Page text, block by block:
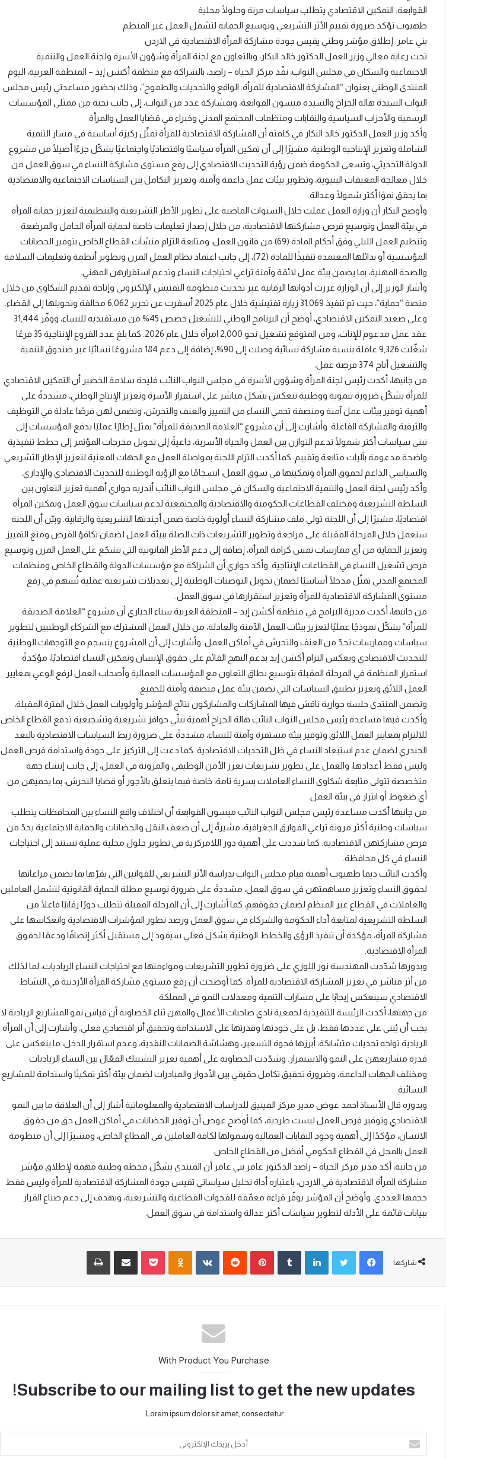
القوابعة: التمكين الاقتصادي يتطلب سياسات مرنة وحلولًا محلية
طهبوب تؤكد ضرورة تقييم الأثر التشريعي وتوسيع الحماية لتشمل العمل غير المنظم
بني عامر: إطلاق مؤشر وطني يقيس جودة مشاركة المرأة الاقتصادية في الاردن
تحت رعاية معالي وزير العمل الدكتور خالد البكار، وبالتعاون مع لجنة المرأة وشؤون الأسرة ولجنة العمل والتنمية
الاجتماعية والسكان في مجلس النواب، نفّذ مركز الحياة – راصد، بالشراكة مع منظمة أكشن إيد – المنطقة العربية، اليوم
المنتدى الوطني بعنوان “المشاركة الاقتصادية للمرأة: الواقع والتحديات والطموح”، وذلك بحضور مساعدتي رئيس مجلس
النواب السيدة هالة الجراح والسيدة ميسون القوابعة، وبمشاركة عدد من النواب، إلى جانب نخبة من ممثلي المؤسسات
الرسمية والأحزاب السياسية والنقابات ومنظمات المجتمع المدني وخبراء في قضايا العمل والمرأة.
وأكد وزير العمل الدكتور خالد البكار في كلمته أن المشاركة الاقتصادية للمرأة تمثّل ركيزة أساسية في مسار التنمية
الشاملة وتعزيز الإنتاجية الوطنية، مشيرًا إلى أن تمكين المرأة سياسيًا واقتصاديًا واجتماعيًا يشكّل جزءًا أصيلًا من مشروع
الدولة التحديثي، وتسعى الحكومة ضمن رؤية التحديث الاقتصادي إلى رفع مستوى مشاركة النساء في سوق العمل من
خلال معالجة المعيقات البنيوية، وتطوير بيئات عمل داعمة وآمنة، وتعزيز التكامل بين السياسات الاجتماعية والاقتصادية
بما يحقق نموًا أكثر شمولًا وعدالة.
وأوضح البكار أن وزارة العمل عملت خلال السنوات الماضية على تطوير الأطر التشريعية والتنظيمية لتعزيز حماية المرأة
في بيئة العمل وتوسيع فرص مشاركتها الاقتصادية، من خلال إصدار تعليمات خاصة لحماية المرأة الحامل والمرضعة
وتنظيم العمل الليلي وفق أحكام المادة (69) من قانون العمل، ومتابعة التزام منشآت القطاع الخاص بتوفير الحضانات
المؤسسية أو بدائلها المعتمدة تنفيذًا للمادة (72)، إلى جانب اعتماد نظام العمل المرن وتطوير أنظمة وتعليمات السلامة
والصحة المهنية، بما يضمن بيئة عمل لائقة وآمنة تراعي احتياجات النساء وتدعم استقرارهن المهني.
وأشار الوزير إلى أن الوزارة عززت أدواتها الرقابية عبر تحديث منظومة التفتيش الإلكتروني وإتاحة تقديم الشكاوى من خلال
منصة “حماية”، حيث تم تنفيذ 31,069 زيارة تفتيشية خلال عام 2025 أسفرت عن تحرير 6,062 مخالفة وتحويلها إلى القضاء.
وعلى صعيد التمكين الاقتصادي، أوضح أن البرنامج الوطني للتشغيل خصص 45% من مستفيديه للنساء، ووفّر 31,444
عقد عمل مدعوم للإناث، ومن المتوقع تشغيل نحو 2,000 امرأة خلال عام 2026. كما بلغ عدد الفروع الإنتاجية 35 فرعًا
شغّلت 9,326 عاملة بنسبة مشاركة نسائية وصلت إلى 90%، إضافة إلى دعم 184 مشروعًا نسائيًا عبر صندوق التنمية
والتشغيل أتاح 374 فرصة عمل.
من جانبها، أكدت رئيس لجنة المرأة وشؤون الأسرة في مجلس النواب النائب فليحة سلامة الخضير أن التمكين الاقتصادي
للمرأة يشكّل ضرورة تنموية ووطنية تنعكس بشكل مباشر على استقرار الأسرة وتعزيز الإنتاج الوطني، مشددةً على
أهمية توفير بيئات عمل آمنة ومنصفة تحمي النساء من التمييز والعنف والتحرش، وتضمن لهن فرصًا عادلة في التوظيف
والترقية والمشاركة الفاعلة. وأشارت إلى أن مشروع “العلامة الصديقة للمرأة” يمثل إطارًا عمليًا يدفع المؤسسات إلى
تبني سياسات أكثر شمولًا تدعم التوازن بين العمل والحياة الأسرية، داعيةً إلى تحويل مخرجات المؤتمر إلى خطط تنفيذية
واضحة مدعومة بآليات متابعة وتقييم. كما أكدت التزام اللجنة بمواصلة العمل مع الجهات المعنية لتعزيز الإطار التشريعي
والسياسي الداعم لحقوق المرأة وتمكينها في سوق العمل، انسجامًا مع الرؤية الوطنية للتحديث الاقتصادي والإداري.
وأكد رئيس لجنة العمل والتنمية الاجتماعية والسكان في مجلس النواب النائب أندريه حواري أهمية تعزيز التعاون بين
السلطة التشريعية ومختلف القطاعات الحكومية والاقتصادية والمجتمعية لدعم سياسات سوق العمل وتمكين المرأة
اقتصاديًا، مشيرًا إلى أن اللجنة تولي ملف مشاركة النساء أولوية خاصة ضمن أجندتها التشريعية والرقابية. وبيّن أن اللجنة
ستعمل خلال المرحلة المقبلة على مراجعة وتطوير التشريعات ذات الصلة ببيئة العمل لضمان تكافؤ الفرص ومنع التمييز
وتعزيز الحماية من أي ممارسات تمس كرامة المرأة، إضافة إلى دعم الأطر القانونية التي تشجّع على العمل المرن وتوسيع
فرص تشغيل النساء في القطاعات الإنتاجية. وأكد حواري أن الشراكة مع مؤسسات الدولة والقطاع الخاص ومنظمات
المجتمع المدني تمثّل مدخلًا أساسيًا لضمان تحويل التوصيات الوطنية إلى تعديلات تشريعية عملية تُسهم في رفع
مستوى المشاركة الاقتصادية للمرأة وتعزيز استقرارها في سوق العمل.
من جانبها، أكدت مديرة البرامج في منظمة أكشن إيد – المنطقة العربية سناء الحياري أن مشروع “العلامة الصديقة
للمرأة” يشكّل نموذجًا عمليًا لتعزيز بيئات العمل الآمنة والعادلة، من خلال العمل المشترك مع الشركاء الوطنيين لتطوير
سياسات وممارسات تحدّ من العنف والتحرش في أماكن العمل. وأشارت إلى أن المشروع ينسجم مع التوجهات الوطنية
للتحديث الاقتصادي ويعكس التزام أكشن إيد بدعم النهج القائم على حقوق الإنسان وتمكين النساء اقتصاديًا، مؤكدةً
استمرار المنظمة في المرحلة المقبلة بتوسيع نطاق التعاون مع المؤسسات العمالية وأصحاب العمل لرفع الوعي بمعايير
العمل اللائق وتعزيز تطبيق السياسات التي تضمن بيئة عمل منصفة وآمنة للجميع.
وتضمن المنتدى جلسة حوارية ناقش فيها المشاركات والمشاركون نتائج المؤشر وأولويات العمل خلال الفترة المقبلة،
وأكدت فيها مساعدة رئيس مجلس النواب النائب هالة الجراح أهمية تبنّي حوافز تشريعية وتشجيعية تدفع القطاع الخاص
للالتزام بمعايير العمل اللائق وتوفير بيئة مستقرة وآمنة للنساء، مشددةً على ضرورة ربط السياسات الاقتصادية بالبعد
الجندري لضمان عدم استبعاد النساء في ظل التحديات الاقتصادية. كما دعت إلى التركيز على جودة واستدامة فرص العمل
وليس فقط أعدادها، والعمل على تطوير تشريعات تعزز الأمن الوظيفي والمرونة في العمل، إلى جانب إنشاء جهة
متخصصة تتولى متابعة شكاوى النساء العاملات بسرية تامة، خاصة فيما يتعلق بالأجور أو قضايا التحرش، بما يحميهن من
أي ضغوط أو ابتزاز في بيئة العمل.
من جانبها أكدت مساعدة رئيس مجلس النواب النائب ميسون القوابعة أن اختلاف واقع النساء بين المحافظات يتطلب
سياسات وطنية أكثر مرونة تراعي الفوارق الجغرافية، مشيرةً إلى أن ضعف النقل والحضانات والحماية الاجتماعية يحدّ من
فرص مشاركتهن الاقتصادية. كما شددت على أهمية دور اللامركزية في تطوير حلول محلية عملية تستند إلى احتياجات
النساء في كل محافظة.
وأكدت النائب ديما طهبوب أهمية قيام مجلس النواب بدراسة الأثر التشريعي للقوانين التي يقرّها بما يضمن مراعاتها
لحقوق النساء وتعزيز مساهمتهن في سوق العمل، مشددةً على ضرورة توسيع مظلة الحماية القانونية لتشمل العاملين
والعاملات في القطاع غير المنظم لضمان حقوقهم، كما أشارت إلى أن المرحلة المقبلة تتطلب دورًا رقابيًا فاعلًا من
السلطة التشريعية لمتابعة أداء الحكومة والشركاء في سوق العمل ورصد تطور المؤشرات الاقتصادية وانعكاسها على
مشاركة المرأة، مؤكدة أن تنفيذ الرؤى والخطط الوطنية بشكل فعلي سيقود إلى مستقبل أكثر إنصافًا ودعمًا لحقوق
المرأة الاقتصادية.
وبدورها شدّدت المهندسة نور اللوزي على ضرورة تطوير التشريعات ومواءمتها مع احتياجات النساء الرياديات، لما لذلك
من أثر مباشر في تعزيز المشاركة الاقتصادية للمرأة. كما أوضحت أن رفع مستوى مشاركة المرأة الأردنية في النشاط
الاقتصادي سينعكس إيجابًا على مسارات التنمية ومعدلات النمو في المملكة
من جهتها، أكدت الرئيسة التنفيذية لجمعية نادي صاحبات الأعمال والمهن ثناء الخصاونة أن قياس نمو المشاريع الريادية لا
يجب أن يُبنى على عددها فقط، بل على جودتها وقدرتها على الاستدامة وتحقيق أثر اقتصادي فعلي. وأشارت إلى أن المرأة
الريادية تواجه تحديات متشابكة، أبرزها فجوة التسعير، وهشاشة الضمانات النقدية، وعدم استقرار الدخل، ما ينعكس على
قدرة مشاريعهن على النمو والاستمرار. وشدّدت الخصاونة على أهمية تعزيز التشبيك الفعّال بين النساء الرياديات
ومختلف الجهات الداعمة، وضرورة تحقيق تكامل حقيقي بين الأدوار والمبادرات لضمان بيئة أكثر تمكينًا واستدامة للمشاريع
النسائية.
وبدوره قال الأستاذ احمد عوض مدير مركز الفينيق للدراسات الاقتصادية والمعلوماتية أشار إلى أن العلاقة ما بين النمو
الاقتصادي وتوفير فرص العمل ليست طردية، كما أوضح عوض أن توفير الحضانات في أماكن العمل حق من حقوق
الانسان، مؤكدًا إلى أهمية وجود النقابات العمالية وشمولها لكافة العاملين في القطاع الخاص، ومشيرًا إلى أن منظومة
العمل بالمجل في القطاع الحكومي أفضل من القطاع الخاص.
من جانبه، أكد مدير مركز الحياة – راصد الدكتور عامر بني عامر أن المنتدى يشكّل محطة وطنية مهمة لإطلاق مؤشر
مشاركة المرأة الاقتصادية في الاردن، باعتباره أداة تحليل سياساتي تقيس جودة المشاركة الاقتصادية للمرأة وليس فقط
حجمها العددي. وأوضح أن المؤشر يوفّر قراءة معمّقة للفجوات القطاعية والتشريعية، ويهدف إلى دعم صناع القرار
ببيانات قائمة على الأدلة لتطوير سياسات أكثر عدالة واستدامة في سوق العمل.
شاركها
With Product You Purchase
Subscribe to our mailing list to get the new updates!
Lorem ipsum dolor sit amet, consectetur.